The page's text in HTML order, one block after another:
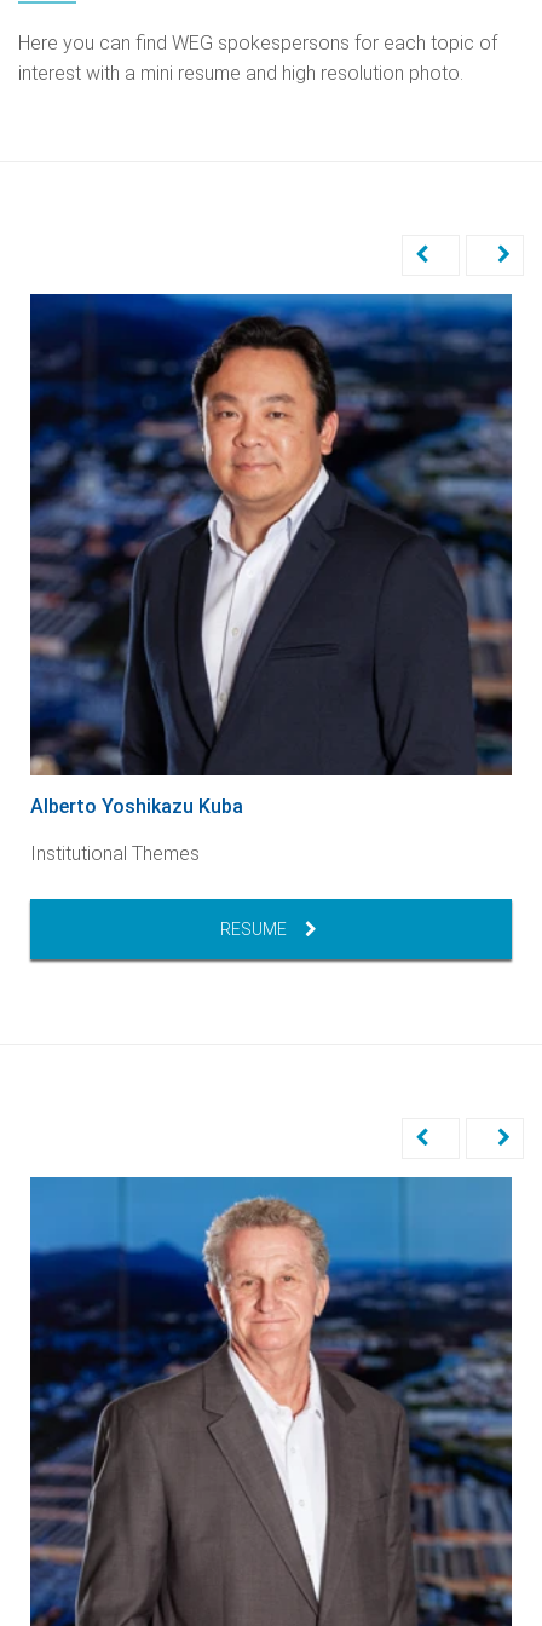
Here you can find WEG spokespersons for each topic of
interest with a mini resume and high resolution photo.
Alberto Yoshikazu Kuba
Institutional Themes
RESUME